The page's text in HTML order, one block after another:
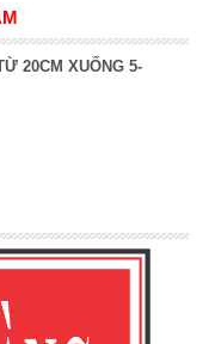
20CM XUỐNG 5-